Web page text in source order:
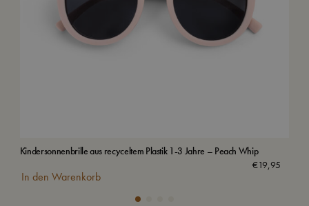
Kindersonnenbrille aus recyceltem Plastik 1-3 Jahre – Peach Whip
€19,95
In den Warenkorb